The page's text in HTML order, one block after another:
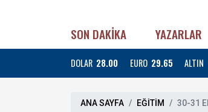
SON DAKİKA YAZARLAR
DOLAR 28.00 EURO 29.65 ALTIN
ANA SAYFA EĞİTİM 30-31